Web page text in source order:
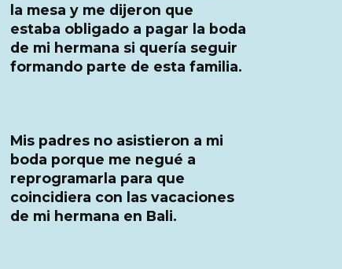
la mesa y me dijeron que
estaba obligado a pagar la boda
de mi hermana si quería seguir
formando parte de esta familia.
Mis padres no asistieron a mi
boda porque me negué a
reprogramarla para que
coincidiera con las vacaciones
de mi hermana en Bali.